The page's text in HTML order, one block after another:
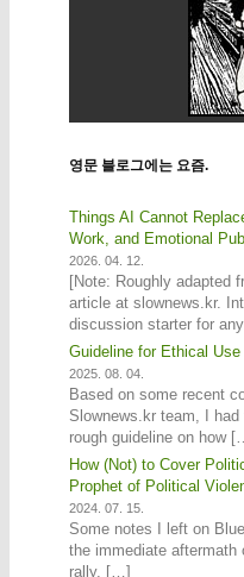
영문 블로그에는 요즘.
Things AI Cannot
Work, and Emotional
2026. 04. 12.
[Note: Roughly adapted
article at slownews.kr.
discussion starter for
Guideline for Ethical
2025. 08. 04.
Based on some recent
Slownews.kr team, I
rough guideline on how
How (Not) to Cover
Prophet of Political
2024. 07. 15.
Some notes I left on
the immediate aftermath
rally, […]